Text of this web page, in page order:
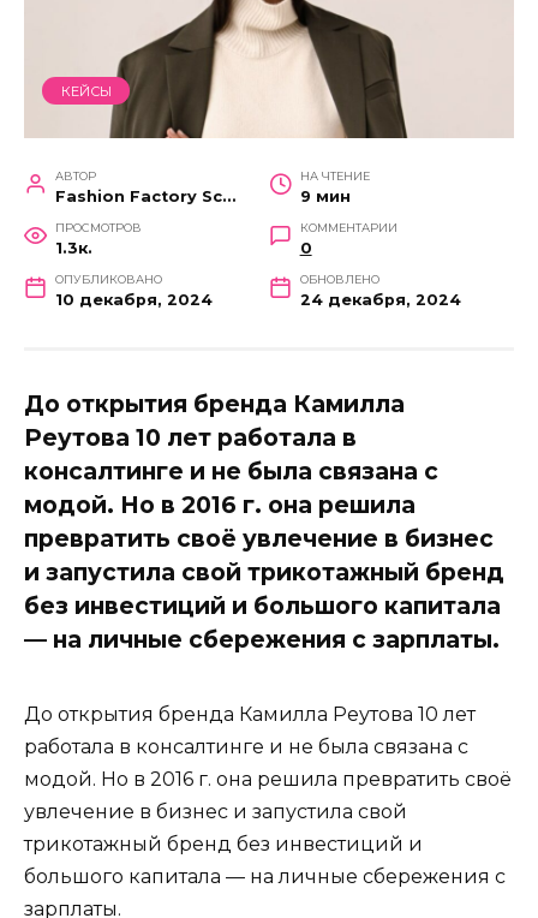
КЕЙСЫ
АВТОР
Fashion Factory School
НА ЧТЕНИЕ
9 мин
ПРОСМОТРОВ
1.3к.
КОММЕНТАРИИ
0
ОПУБЛИКОВАНО
10 декабря, 2024
ОБНОВЛЕНО
24 декабря, 2024
До открытия бренда Камилла
Реутова 10 лет работала в
консалтинге и не была связана с
модой. Но в 2016 г. она решила
превратить своё увлечение в бизнес
и запустила свой трикотажный бренд
без инвестиций и большого капитала
— на личные сбережения с зарплаты.
До открытия бренда Камилла Реутова 10 лет
работала в консалтинге и не была связана с
модой. Но в 2016 г. она решила превратить своё
увлечение в бизнес и запустила свой
трикотажный бренд без инвестиций и
большого капитала — на личные сбережения с
зарплаты.